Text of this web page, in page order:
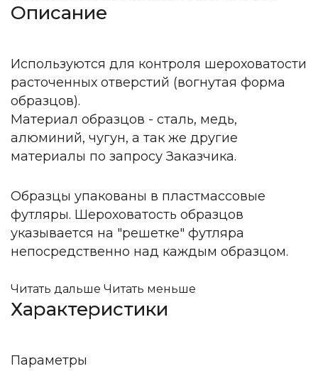
Описание
Используются для контроля шероховатости
расточенных отверстий (вогнутая форма
образцов).
Материал образцов - сталь, медь,
алюминий, чугун, а так же другие
материалы по запросу Заказчика.
Образцы упакованы в пластмассовые
футляры. Шероховатость образцов
указывается на "решетке" футляра
непосредственно над каждым образцом.
Читать дальше Читать меньше
Характеристики
Параметры